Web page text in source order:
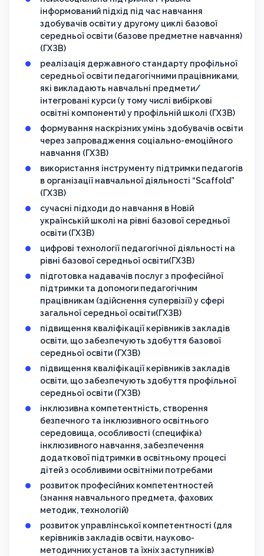
інформований підхід під час навчання
здобувачів освіти у другому циклі базової
середньої освіти (базове предметне навчання)
(ГХЗВ)
реалізація державного стандарту профільної
середньої освіти педагогічними працівниками,
які викладають навчальні предмети/
інтегровані курси (у тому числі вибіркові
освітні компоненти) у профільній школі (ГХЗВ)
формування наскрізних умінь здобувачів освіти
через запровадження соціально-емоційного
навчання (ГХЗВ)
використання інструменту підтримки педагогів
в організації навчальної діяльності “Scaffold”
(ГХЗВ)
сучасні підходи до навчання в Новій
українській школі на рівні базової середньої
освіти (ГХЗВ)
цифрові технології педагогічної діяльності на
рівні базової середньої освіти(ГХЗВ)
підготовка надавачів послуг з професійної
підтримки та допомоги педагогічним
працівникам (здійснення супервізії) у сфері
загальної середньої освіти(ГХЗВ)
підвищення кваліфікації керівників закладів
освіти, що забезпечують здобуття базової
середньої освіти (ГХЗВ)
підвищення кваліфікації керівників закладів
освіти, що забезпечують здобуття профільної
середньої освіти (ГХЗВ)
інклюзивна компетентність, створення
безпечного та інклюзивного освітнього
середовища, особливості (специфіка)
інклюзивного навчання, забезпечення
додаткової підтримки в освітньому процесі
дітей з особливими освітніми потребами
розвиток професійних компетентностей
(знання навчального предмета, фахових
методик, технологій)
розвиток управлінської компетентності (для
керівників закладів освіти, науково-
методичних установ та їхніх заступників)